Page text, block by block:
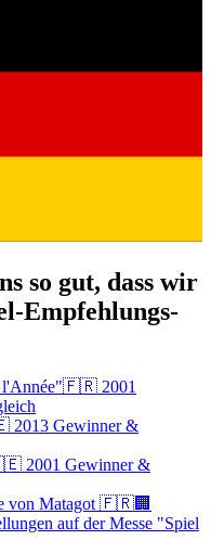
so gut, dass wir
Empfehlungs-
l'Année"🇫🇷 2001
2013 Gewinner &
2001 Gewinner &
von Matagot 🇫🇷🏢
auf der Messe "Spiel